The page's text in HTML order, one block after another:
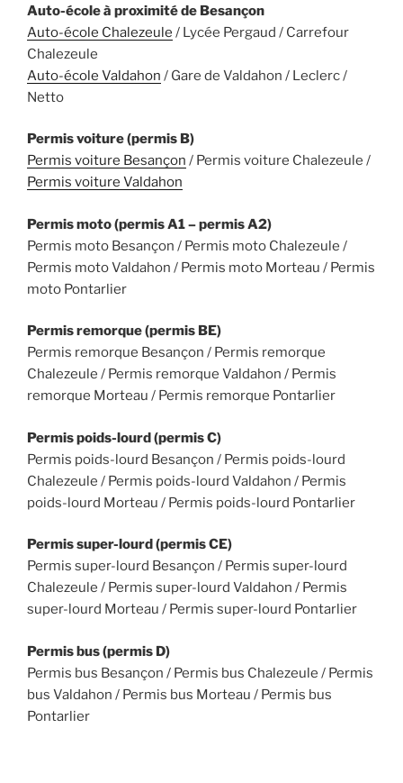
Auto-école à proximité de Besançon
Auto-école Chalezeule / Lycée Pergaud / Carrefour
Chalezeule
Auto-école Valdahon / Gare de Valdahon / Leclerc /
Netto
Permis voiture (permis B)
Permis voiture Besançon / Permis voiture Chalezeule /
Permis voiture Valdahon
Permis moto (permis A1 – permis A2)
Permis moto Besançon / Permis moto Chalezeule /
Permis moto Valdahon / Permis moto Morteau / Permis
moto Pontarlier
Permis remorque (permis BE)
Permis remorque Besançon / Permis remorque
Chalezeule / Permis remorque Valdahon / Permis
remorque Morteau / Permis remorque Pontarlier
Permis poids-lourd (permis C)
Permis poids-lourd Besançon / Permis poids-lourd
Chalezeule / Permis poids-lourd Valdahon / Permis
poids-lourd Morteau / Permis poids-lourd Pontarlier
Permis super-lourd (permis CE)
Permis super-lourd Besançon / Permis super-lourd
Chalezeule / Permis super-lourd Valdahon / Permis
super-lourd Morteau / Permis super-lourd Pontarlier
Permis bus (permis D)
Permis bus Besançon / Permis bus Chalezeule / Permis
bus Valdahon / Permis bus Morteau / Permis bus
Pontarlier